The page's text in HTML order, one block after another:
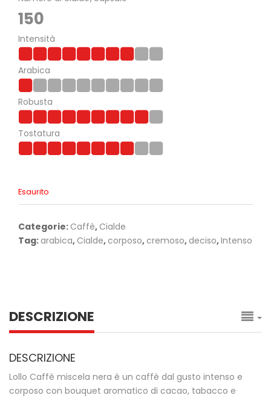
150
Intensità
Arabica
Robusta
Tostatura
Esaurito
Categorie: Caffè, Cialde
Tag: arabica, Cialde, corposo, cremoso, deciso,Intenso
DESCRIZIONE
DESCRIZIONE
Lollo Caffè miscela nera è un caffè dal gusto intenso e
corposo con bouquet aromatico di cacao, tabacco e